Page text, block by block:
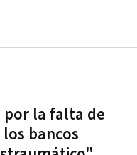
por la falta de
bancos